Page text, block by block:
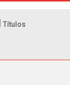
Títulos